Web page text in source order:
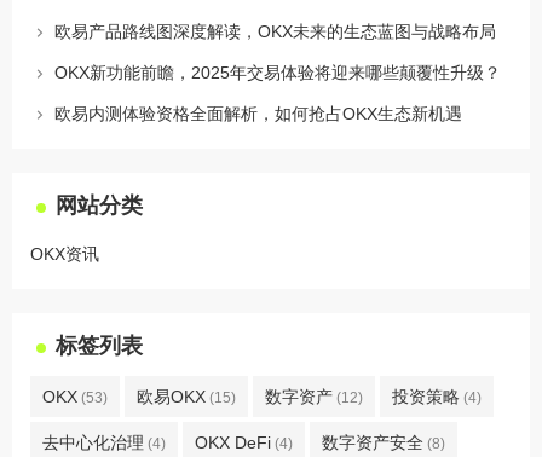
欧易产品路线图深度解读，OKX未来的生态蓝图与战略布局
OKX新功能前瞻，2025年交易体验将迎来哪些颠覆性升级？
欧易内测体验资格全面解析，如何抢占OKX生态新机遇
网站分类
OKX资讯
标签列表
OKX (53) 欧易OKX (15) 数字资产 (12) 投资策略 (4)
去中心化治理 (4) OKX DeFi (4) 数字资产安全 (8)